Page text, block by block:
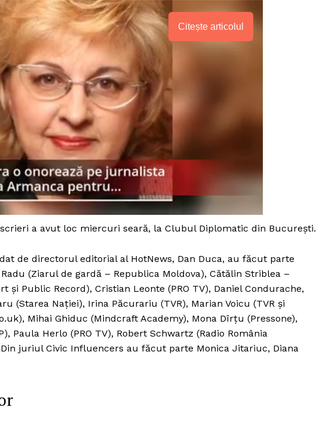
Citește articolul
a avut loc miercuri seară, la Clubul Diplomatic din București.
de directorul editorial al HotNews, Dan Duca, au făcut parte
(Ziarul de gardă – Republica Moldova), Cătălin Striblea –
și Public Record), Cristian Leonte (PRO TV), Daniel Condurache,
(Starea Nației), Irina Păcurariu (TVR), Marian Voicu (TVR și
Mihai Ghiduc (Mindcraft Academy), Mona Dîrțu (Pressone),
Paula Herlo (PRO TV), Robert Schwartz (Radio România
juriul Civic Influencers au făcut parte Monica Jitariuc, Diana